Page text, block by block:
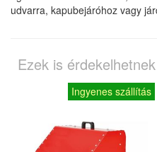
udvarra, kapubejáróhoz vagy
Ezek is érdekelhetnek
Ingyenes szállítás